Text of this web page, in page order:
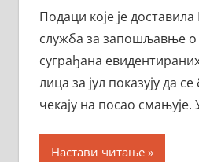
Подаци које је
служба за запошљавње о
суграђана
лица за јул показују да
чекају на посао
Настави читање